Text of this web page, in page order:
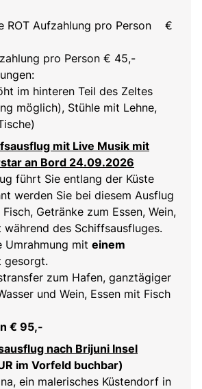
ROT Aufzahlung pro Person €
pro Person € 45,-
im hinteren Teil des Zeltes
möglich), Stühle mit Lehne,
mit Live Musik mit
an Bord 24.09.2026
führt Sie entlang der Küste
werden Sie bei diesem Ausflug
Getränke zum Essen, Wein,
während des Schiffsausfluges.
Umrahmung mit einem
gesorgt.
zum Hafen, ganztägiger
und Wein, Essen mit Fisch
€ 95,-
nach Brijuni Insel
im Vorfeld buchbar)
ein malerisches Küstendorf in